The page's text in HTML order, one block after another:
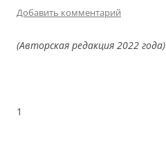
Добавить комментарий
(Авторская редакция 2022 года)
1